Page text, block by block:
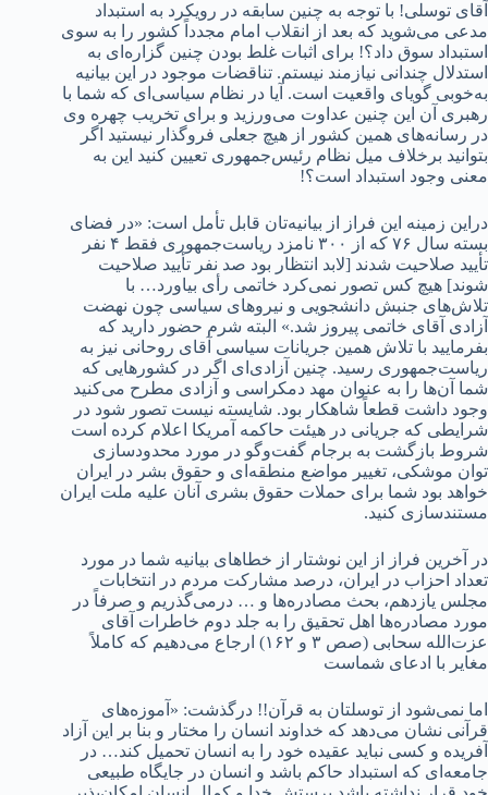
آقای توسلی! با توجه به چنین سابقه در رویکرد به استبداد
مدعی می‌شوید که بعد از انقلاب امام مجدداً کشور را به سوی
استبداد سوق داد؟! برای اثبات غلط بودن چنین گزاره‌ای به
استدلال چندانی نیازمند نیستم. تناقضات موجود در این بیانیه
به‌خوبی گویای واقعیت است. آیا در نظام سیاسی‌ای که شما با
رهبری آن این چنین عداوت می‌ورزید و برای تخریب چهره وی
در رسانه‌های همین کشور از هیچ جعلی فروگذار نیستید اگر
بتوانید برخلاف میل نظام رئیس‌جمهوری تعیین کنید این به
معنی وجود استبداد است؟!
دراین زمینه این فراز از بیانیه‌تان قابل تأمل است: «در فضای
بسته سال ۷۶ که از ۳۰۰ نامزد ریاست‌جمهوری فقط ۴ نفر
تأیید صلاحیت شدند [لابد انتظار بود صد نفر تأیید صلاحیت
شوند] هیچ کس تصور نمی‌کرد خاتمی رأی بیاورد… با
تلاش‌های جنبش دانشجویی و نیروهای سیاسی چون نهضت
آزادی آقای خاتمی پیروز شد.» البته شرم حضور دارید که
بفرمایید با تلاش همین جریانات سیاسی آقای روحانی نیز به
ریاست‌جمهوری رسید. چنین آزادی‌ای اگر در کشورهایی که
شما آن‌ها را به عنوان مهد دمکراسی و آزادی مطرح می‌کنید
وجود داشت قطعاً شاهکار بود. شایسته نیست تصور شود در
شرایطی که جریانی در هیئت حاکمه آمریکا اعلام کرده است
شروط بازگشت به برجام گفت‌وگو در مورد محدودسازی
توان موشکی، تغییر مواضع منطقه‌ای و حقوق بشر در ایران
خواهد بود شما برای حملات حقوق بشری آنان علیه ملت ایران
مستند‌سازی کنید.
در آخرین فراز از این نوشتار از خطاهای بیانیه شما در مورد
تعداد احزاب در ایران، درصد مشارکت مردم در انتخابات
مجلس یازدهم، بحث مصادره‌ها و … درمی‌گذریم و صرفاً در
مورد مصادره‌ها اهل تحقیق را به جلد دوم خاطرات آقای
عزت‌الله سحابی (صص ۳ و ۱۶۲) ارجاع می‌‌دهیم که کاملاً
مغایر با ادعای شماست
اما نمی‌شود از توسلتان به قرآن!! درگذشت: «آموزه‌های
قرآنی نشان می‌دهد که خداوند انسان را مختار و بنا بر این آزاد
آفریده و کسی نباید عقیده خود را به انسان تحمیل کند… در
جامعه‌ای که استبداد حاکم باشد و انسان در جایگاه طبیعی